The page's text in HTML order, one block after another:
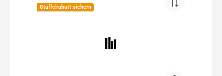
Staffelrabatt sichern